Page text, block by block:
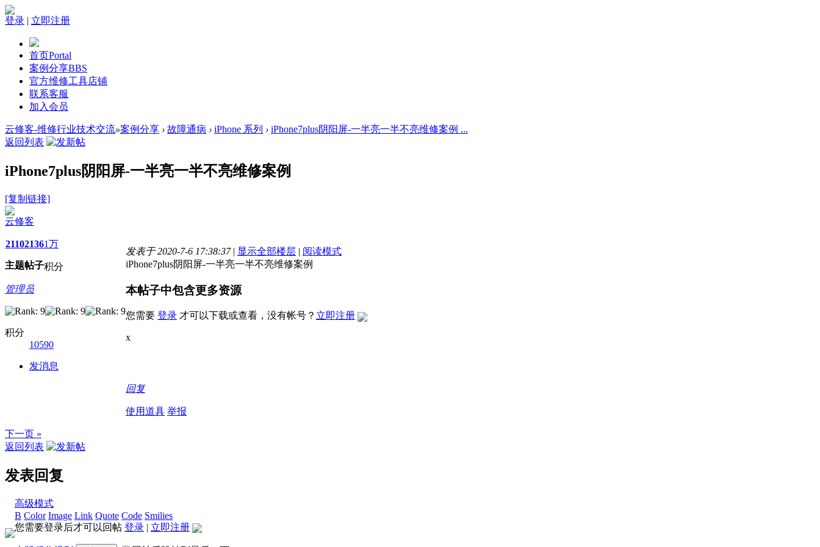
登录 | 立即注册
首页Portal
案例分享BBS
官方维修工具店铺
联系客服
加入会员
云修客-维修行业技术交流»案例分享 › 故障通病 › iPhone 系列 › iPhone7plus阴阳屏-一半亮一半不亮维修案例 ...
返回列表
iPhone7plus阴阳屏-一半亮一半不亮维修案例
[复制链接]
云修客
2110
主题
2136
帖子
1万
积分
管理员
积分
10590
发消息
发表于 2020-7-6 17:38:37 | 显示全部楼层 | 阅读模式
iPhone7plus阴阳屏-一半亮一半不亮维修案例
本帖子中包含更多资源
您需要 登录 才可以下载或查看，没有帐号？ 立即注册
x
回复
使用道具 举报
下一页 »
返回列表
发表回复
高级模式
B Color Image Link Quote Code Smilies
您需要登录后才可以回帖 登录 | 立即注册